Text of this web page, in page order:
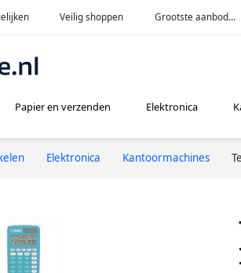
Veilig shoppen Grootste aanbod...
Papier en verzenden Elektronica
Elektronica Kantoormachines